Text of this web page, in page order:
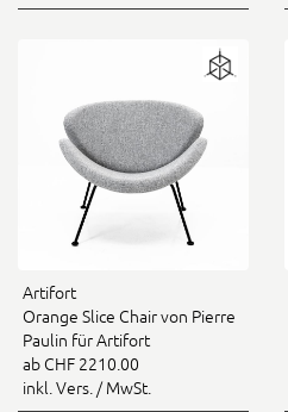
Artifort
Orange Slice Chair von Pierre
Paulin für Artifort
ab CHF 2210.00
inkl. Vers. / MwSt.